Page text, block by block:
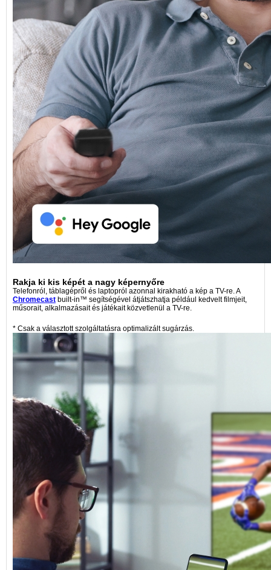
Rakja ki kis képét a nagy képernyőre
Telefonról, táblagépről és laptopról azonnal kirakható a kép a TV-re. A
Chromecast built-in™ segítségével átjátszhatja például kedvelt filmjeit,
műsorait, alkalmazásait és játékait közvetlenül a TV-re.
* Csak a választott szolgáltatásra optimalizált sugárzás.